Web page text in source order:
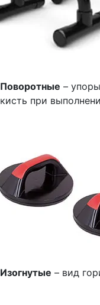
Поворотные –
кисть при
Изогнутые – вид